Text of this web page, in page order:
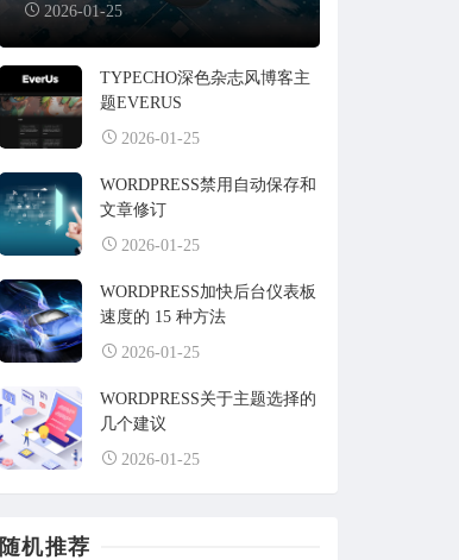
2026-01-25
TYPECHO深色杂志风博客主
题EVERUS
2026-01-25
WORDPRESS禁用自动保存和
文章修订
2026-01-25
WORDPRESS加快后台仪表板
速度的 15 种方法
2026-01-25
WORDPRESS关于主题选择的
几个建议
2026-01-25
随机推荐